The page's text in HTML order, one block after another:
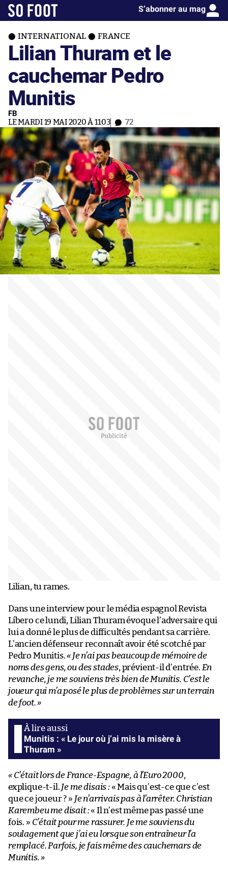
S’abonner au mag
INTERNATIONAL FRANCE
Lilian Thuram et le
cauchemar Pedro
Munitis
FB
LE MARDI 19 MAI 2020 À 11:03 72
Lilian, tu rames.
Dans une interview pour le média espagnol Revista
Líbero ce lundi, Lilian Thuram évoque l’adversaire qui
lui a donné le plus de difficultés pendant sa carrière.
L’ancien défenseur reconnaît avoir été scotché par
Pedro Munitis.« Je n’ai pas beaucoup de mémoire de
noms des gens, ou des stades, prévient-il d’entrée. En
revanche, je me souviens très bien de Munitis. C’est le
joueur qui m’a posé le plus de problèmes sur un terrain
de foot. »
Munitis : « Le jour où j’ai mis la misère à
Thuram »
« C’était lors de France-Espagne, à l’Euro 2000,
explique-t-il. Je me disais :« Mais qu’est-ce que c’est
que ce joueur ? » Je n’arrivais pas à l’arrêter. Christian
Karembeu me disait :« Il n’est même pas passé une
fois. » C’était pour me rassurer. Je me souviens du
soulagement que j’ai eu lorsque son entraîneur l’a
remplacé. Parfois, je fais même des cauchemars de
Munitis. »